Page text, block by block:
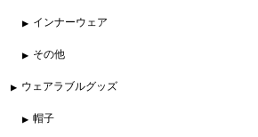
インナーウェア
その他
ウェアラブルグッズ
帽子